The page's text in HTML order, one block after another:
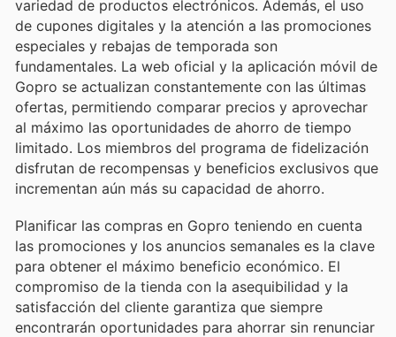
variedad de productos electrónicos. Además, el uso
de cupones digitales y la atención a las promociones
especiales y rebajas de temporada son
fundamentales. La web oficial y la aplicación móvil de
Gopro se actualizan constantemente con las últimas
ofertas, permitiendo comparar precios y aprovechar
al máximo las oportunidades de ahorro de tiempo
limitado. Los miembros del programa de fidelización
disfrutan de recompensas y beneficios exclusivos que
incrementan aún más su capacidad de ahorro.
Planificar las compras en Gopro teniendo en cuenta
las promociones y los anuncios semanales es la clave
para obtener el máximo beneficio económico. El
compromiso de la tienda con la asequibilidad y la
satisfacción del cliente garantiza que siempre
encontrarán oportunidades para ahorrar sin renunciar